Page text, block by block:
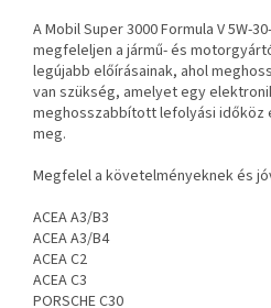
A Mobil Super 3000 Formula V 5W-
megfeleljen a jármű- és
legújabb előírásainak, ahol
van szükség, amelyet egy
meghosszabbított lefolyási időköz
meg.
Megfelel a követelményeknek és
ACEA A3/B3
ACEA A3/B4
ACEA C2
ACEA C3
PORSCHE C30